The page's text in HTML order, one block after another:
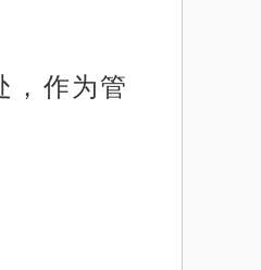
，作为管